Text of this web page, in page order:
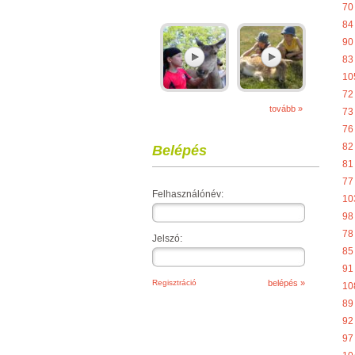
tovább »
Belépés
Felhasználónév:
Jelszó:
Regisztráció
70
84
90
83
72
73
76
82
81
77
98
78
85
91
89
92
97